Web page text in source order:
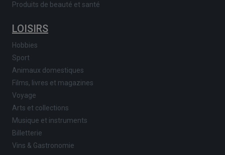
Produits de beauté et santé
LOISIRS
Hobbies
Sport
Animaux domestiques
Films, livres et magazines
Voyage
Arts et collections
Musique et instruments
Billetterie
Vins & Gastronomie